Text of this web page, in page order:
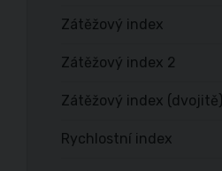
Zátěžový index
Zátěžový index 2
Zátěžový index (dvojitě)
Rychlostní index